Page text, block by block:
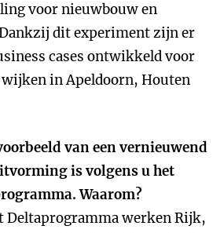
voor nieuwbouw en
dit experiment zijn er
cases ontwikkeld voor
in Apeldoorn, Houten
van een vernieuwend
is volgens u het
Waarom?
Deltaprogramma werken Rijk,